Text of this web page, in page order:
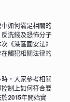
如何滿足相關的
洗錢及恐怖分子
《港區國安法》
觸犯相關法律的
，大家參考相關
制上如何符合要
2015年開始實